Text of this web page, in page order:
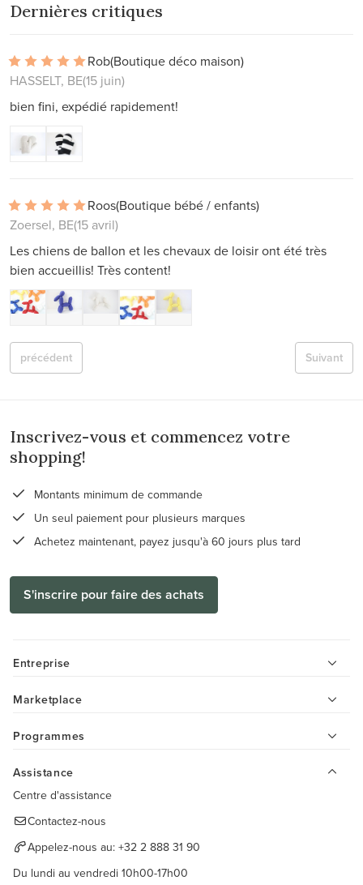
Dernières critiques
Rob(Boutique déco maison)
HASSELT, BE(15 juin)
bien fini, expédié rapidement!
Roos(Boutique bébé / enfants)
Zoersel, BE(15 avril)
Les chiens de ballon et les chevaux de loisir ont été très
bien accueillis! Très content!
Suivant
précédent
Inscrivez-vous et commencez votre
shopping!
Montants minimum de commande
Un seul paiement pour plusieurs marques
Achetez maintenant, payez jusqu'à 60 jours plus tard
S'inscrire pour faire des achats
Entreprise
Marketplace
Programmes
Assistance
Centre d'assistance
Contactez-nous
Appelez-nous au: +32 2 888 31 90
Du lundi au vendredi 10h00-17h00